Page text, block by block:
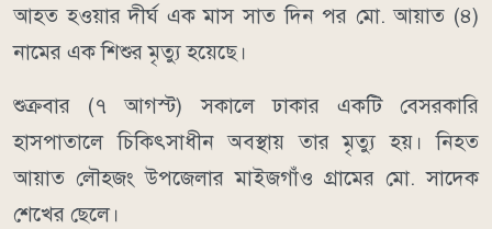
আহত হওয়ার দীর্ঘ এক মাস সাত দিন পর মো. আয়াত (৪)
নামের এক শিশুর মৃত্যু হয়েছে।
শুক্রবার (৭ আগস্ট) সকালে ঢাকার একটি বেসরকারি
হাসপাতালে চিকিৎসাধীন অবস্থায় তার মৃত্যু হয়। নিহত
আয়াত লৌহজং উপজেলার মাইজগাঁও গ্রামের মো. সাদেক
শেখের ছেলে।